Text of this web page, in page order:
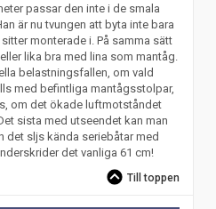
passar den inte i de smala
är nu tvungen att byta inte bara
monterade i. På samma sätt
lika bra med lina som mantåg.
belastningsfallen, om vald
med befintliga mantågsstolpar,
om det ökade luftmotståndet
sista med utseendet kan man
det sljs kända seriebåtar med
det vanliga 61 cm!
Till toppen